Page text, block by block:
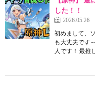
した！！
2026.05.26
初めまして、
も大丈夫です
人です！ 最推